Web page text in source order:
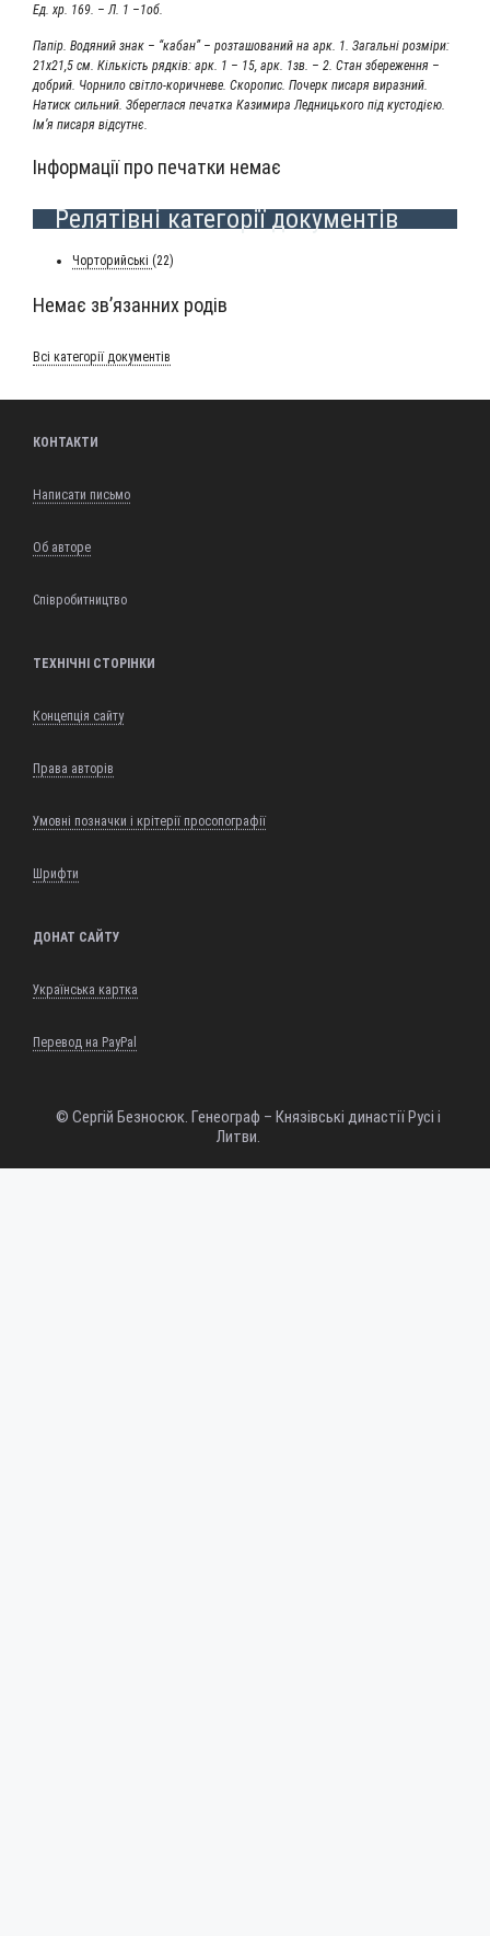
Ед. хр. 169. – Л. 1 –1об.
Папір. Водя­ний знак – “кабан” – розта­шо­ва­ний на арк. 1. Загаль­ні роз­міри:
21х21,5 см. Кіль­кість ряд­ків: арк. 1 – 15, арк. 1зв. – 2. Стан збе­ре­жен­ня –
добрий. Чор­ни­ло світ­ло-корич­не­ве. Ско­ро­пис. Почерк писа­ря вираз­ний.
Натиск силь­ний. Збе­ре­гла­ся печат­ка Кази­ми­ра Лед­ни­ць­ко­го під кусто­дією.
Ім’я писа­ря відсутнє.
Інформації про печатки немає
Релятівні категорії документів
Чор­то­рийсь­кі (22)
Немає зв’язанних родів
Всі кате­горії документів
КОНТАКТИ
Написати письмо
Об авторе
Співробитництво
ТЕХНІЧНІ СТОРІНКИ
Концепція сайту
Права авторів
Умовні позначки і крітерії просопографії
Шрифти
ДОНАТ САЙТУ
Українська картка
Перевод на PayPal
© Сергій Безносюк. Генеограф – Князівські династії Русі і
Литви.